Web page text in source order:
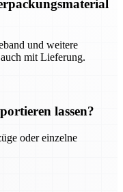
und weitere
mit Lieferung.
lassen?
oder einzelne